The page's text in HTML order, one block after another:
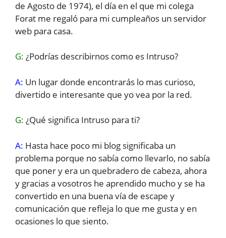
de Agosto de 1974), el día en el que mi colega
Forat me regaló para mi cumpleaños un servidor
web para casa.
G: ¿Podrías describirnos como es Intruso?
A: Un lugar donde encontrarás lo mas curioso,
divertido e interesante que yo vea por la red.
G: ¿Qué significa Intruso para ti?
A: Hasta hace poco mi blog significaba un
problema porque no sabía como llevarlo, no sabía
que poner y era un quebradero de cabeza, ahora
y gracias a vosotros he aprendido mucho y se ha
convertido en una buena vía de escape y
comunicación que refleja lo que me gusta y en
ocasiones lo que siento.